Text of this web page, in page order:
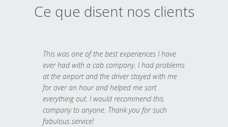
Ce que disent nos clients
This was one of the best experiences I have
ever had with a cab company. I had problems
at the airport and the driver stayed with me
for over an hour and helped me sort
everything out. I would recommend this
company to anyone. Thank you for such
fabulous service!